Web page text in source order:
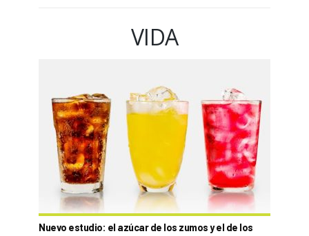
VIDA
Nuevo estudio: el azúcar de los zumos y el de los